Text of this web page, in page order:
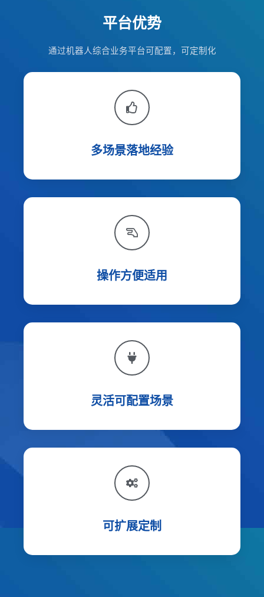
平台优势
通过机器人综合业务平台可配置，可定制化
多场景落地经验
操作方便适用
灵活可配置场景
可扩展定制